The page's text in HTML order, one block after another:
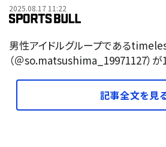
2025.08.17 11:22
男性アイドルグループである
（＠so.matsushima_19971127）
記事全文を見